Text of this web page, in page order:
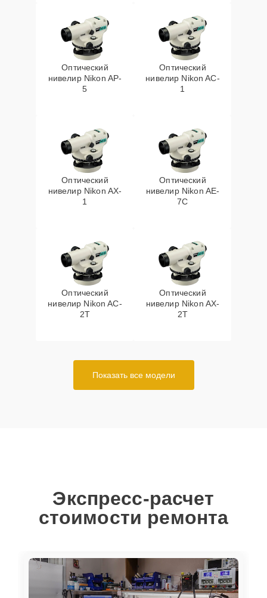
Оптический
нивелир Nikon AP-
5
Оптический
нивелир Nikon AC-
1
Оптический
нивелир Nikon AX-
1
Оптический
нивелир Nikon AE-
7C
Оптический
нивелир Nikon AC-
2T
Оптический
нивелир Nikon AX-
2T
Показать все модели
Экспресс-расчет
стоимости ремонта